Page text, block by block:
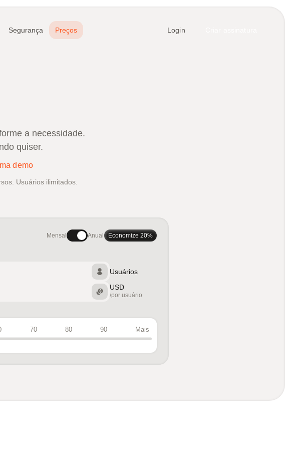
Segurança Preços Login
a necessidade.
quiser.
demo
Usuários ilimitados.
Mensal Anual Economize 20%
Usuários
USD
/por usuário
70 80 90 Mais